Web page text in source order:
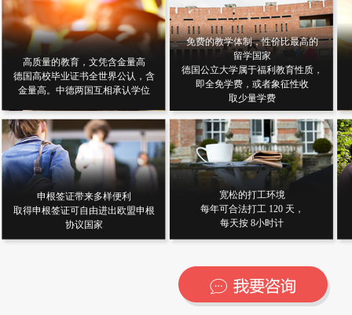
高质量的教育，文凭含金量高
德国高校毕业证书全世界公认，含
金量高。中德两国互相承认学位
免费的教学体制，性价比最高的
留学国家
德国公立大学属于福利教育性质，
即全免学费，或者象征性收
取少量学费
申根签证带来多样便利
取得申根签证可自由进出欧盟申根
协议国家
宽松的打工环境
每年可合法打工 120 天，
每天按 8小时计